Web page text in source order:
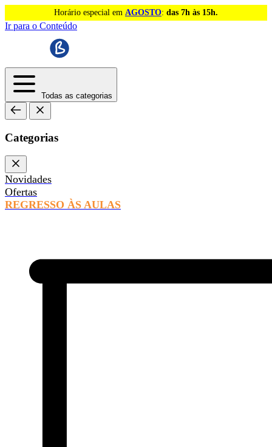
Horário especial em AGOSTO: das 7h às 15h.
Ir para o Conteúdo
Todas as categorias
Categorias
Novidades
Ofertas
REGRESSO ÀS AULAS